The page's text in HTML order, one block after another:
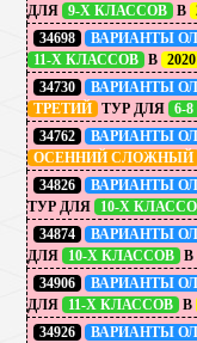
ДЛЯ 9-Х КЛАССОВ В
34698
ВАРИАНТЫ
11-Х КЛАССОВ В 2020
34730
ВАРИАНТЫ
ТРЕТИЙ ТУР ДЛЯ 6-
34762
ВАРИАНТЫ
ОСЕННИЙ СЛОЖНЫЙ
34826
ВАРИАНТЫ
ТУР ДЛЯ 10-Х
34874
ВАРИАНТЫ
ДЛЯ 10-Х КЛАССОВ В
34906
ВАРИАНТЫ
ДЛЯ 11-Х КЛАССОВ В
34926
ВАРИАНТЫ